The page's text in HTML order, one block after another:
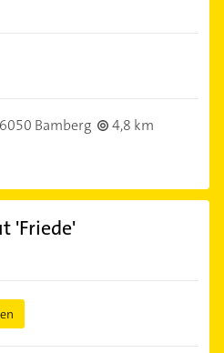
Bamberg
4,8 km
'Friede'